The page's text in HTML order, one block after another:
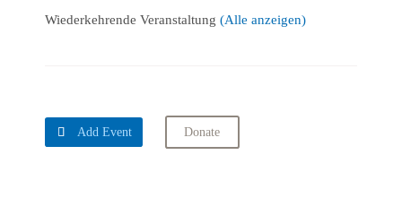
Wiederkehrende Veranstaltung (Alle anzeigen)
 Add Event Donate